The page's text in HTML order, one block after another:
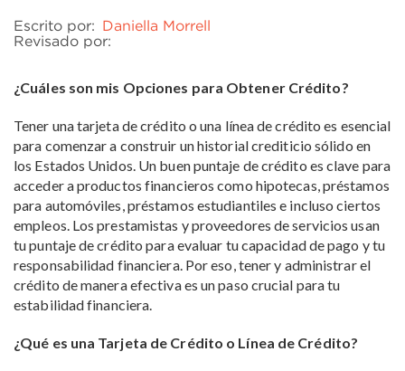
Escrito por: Daniella Morrell
Revisado por:
¿Cuáles son mis Opciones para Obtener Crédito?
Tener una tarjeta de crédito o una línea de crédito es esencial
para comenzar a construir un historial crediticio sólido en
los Estados Unidos. Un buen puntaje de crédito es clave para
acceder a productos financieros como hipotecas, préstamos
para automóviles, préstamos estudiantiles e incluso ciertos
empleos. Los prestamistas y proveedores de servicios usan
tu puntaje de crédito para evaluar tu capacidad de pago y tu
responsabilidad financiera. Por eso, tener y administrar el
crédito de manera efectiva es un paso crucial para tu
estabilidad financiera.
¿Qué es una Tarjeta de Crédito o Línea de Crédito?